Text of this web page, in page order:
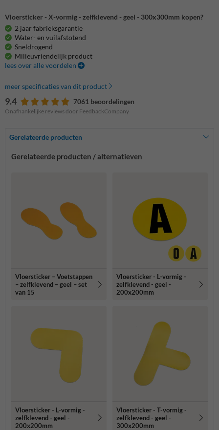
Vloersticker - X-vormig - zelfklevend - geel - 300x300mm kopen?
2 jaar fabrieksgarantie
Water- en vuilafstotend
Sneldrogend
Milieuvriendelijk product
lees over alle voordelen
meer specificaties van dit product
9.4 7061 beoordelingen
Onafhankelijke reviews door FeedbackCompany
Gerelateerde producten
Gerelateerde producten / alternatieven
Vloersticker – Voetstappen
– zelfklevend – geel – set
van 15
Vloersticker - L-vormig -
zelfklevend - geel -
200x200mm
Vloersticker - L-vormig -
zelfklevend - geel -
200x200mm
Vloersticker - T-vormig -
zelfklevend - geel -
300x200mm